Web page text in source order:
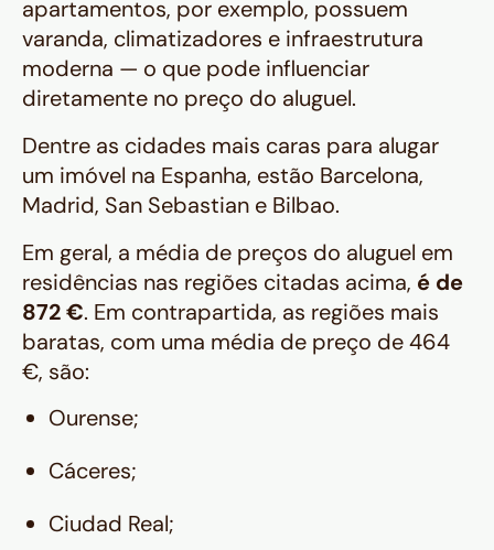
apartamentos, por exemplo, possuem
varanda, climatizadores e infraestrutura
moderna — o que pode influenciar
diretamente no preço do aluguel.
Dentre as cidades mais caras para alugar
um imóvel na Espanha, estão Barcelona,
Madrid, San Sebastian e Bilbao.
Em geral, a média de preços do aluguel em
residências nas regiões citadas acima, é de
872 €. Em contrapartida, as regiões mais
baratas, com uma média de preço de 464
€, são:
Ourense;
Cáceres;
Ciudad Real;